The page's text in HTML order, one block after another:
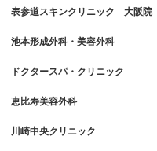
表参道スキンクリニック 大阪院
池本形成外科・美容外科
ドクタースパ・クリニック
恵比寿美容外科
川崎中央クリニック